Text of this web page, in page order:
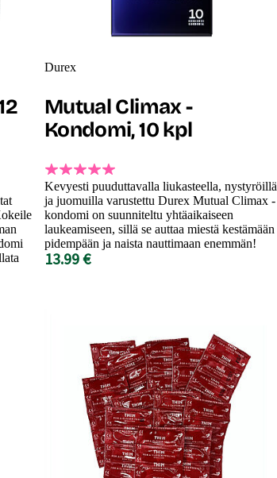
Durex
Mutual Climax -
Kondomi, 10 kpl
Kevyesti puuduttavalla liukasteella, nystyröillä
ja juomuilla varustettu Durex Mutual Climax -
kondomi on suunniteltu yhtäaikaiseen
laukeamiseen, sillä se auttaa miestä kestämään
pidempään ja naista nauttimaan enemmän!
13.99 €